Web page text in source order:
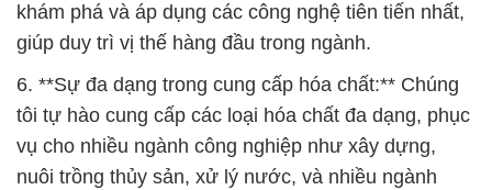
khám phá và áp dụng các công nghệ tiên tiến nhất,
giúp duy trì vị thế hàng đầu trong ngành.
6. **Sự đa dạng trong cung cấp hóa chất:** Chúng
tôi tự hào cung cấp các loại hóa chất đa dạng, phục
vụ cho nhiều ngành công nghiệp như xây dựng,
nuôi trồng thủy sản, xử lý nước, và nhiều ngành